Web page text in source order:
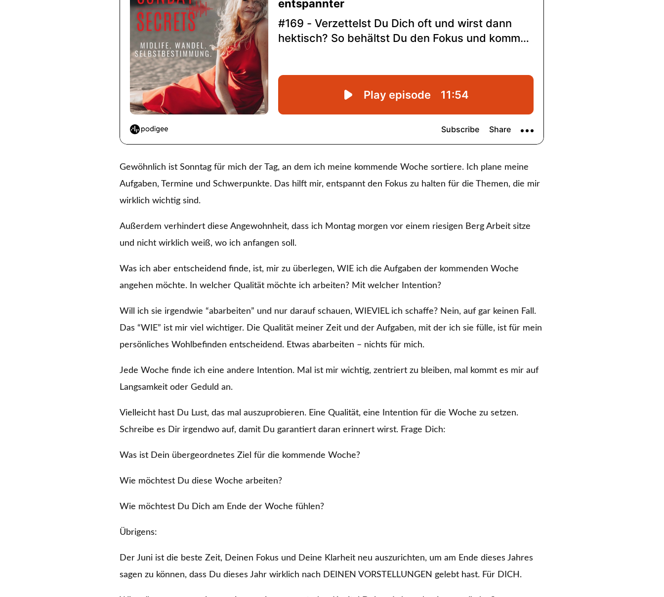
Gewöhnlich ist Sonntag für mich der Tag, an dem ich meine kommende Woche sortiere. Ich plane meine
Aufgaben, Termine und Schwerpunkte. Das hilft mir, entspannt den Fokus zu halten für die Themen, die mir
wirklich wichtig sind.
Außerdem verhindert diese Angewohnheit, dass ich Montag morgen vor einem riesigen Berg Arbeit sitze
und nicht wirklich weiß, wo ich anfangen soll.
Was ich aber entscheidend finde, ist, mir zu überlegen, WIE ich die Aufgaben der kommenden Woche
angehen möchte. In welcher Qualität möchte ich arbeiten? Mit welcher Intention?
Will ich sie irgendwie “abarbeiten” und nur darauf schauen, WIEVIEL ich schaffe? Nein, auf gar keinen Fall.
Das “WIE” ist mir viel wichtiger. Die Qualität meiner Zeit und der Aufgaben, mit der ich sie fülle, ist für mein
persönliches Wohlbefinden entscheidend. Etwas abarbeiten – nichts für mich.
Jede Woche finde ich eine andere Intention. Mal ist mir wichtig, zentriert zu bleiben, mal kommt es mir auf
Langsamkeit oder Geduld an.
Vielleicht hast Du Lust, das mal auszuprobieren. Eine Qualität, eine Intention für die Woche zu setzen.
Schreibe es Dir irgendwo auf, damit Du garantiert daran erinnert wirst. Frage Dich:
Was ist Dein übergeordnetes Ziel für die kommende Woche?
Wie möchtest Du diese Woche arbeiten?
Wie möchtest Du Dich am Ende der Woche fühlen?
Übrigens:
Der Juni ist die beste Zeit, Deinen Fokus und Deine Klarheit neu auszurichten, um am Ende dieses Jahres
sagen zu können, dass Du dieses Jahr wirklich nach DEINEN VORSTELLUNGEN gelebt hast. Für DICH.